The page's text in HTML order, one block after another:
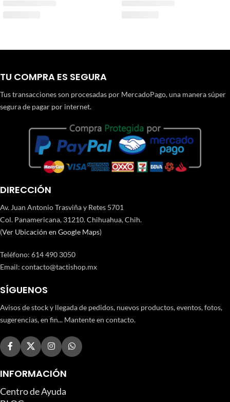
TU COMPRA ES SEGURA
Tus transacciones son procesadas por MercadoPago, una manera súper
segura de pagar por internet.
DIRECCIÓN
Av. Juan Antonio Trasviña y Retes 5701
Col. Panamericana, 31210. Chihuahua, Chih.
(Ver Ubicación en Google Maps)
Teléfono: 614 490 3050
Email: contacto@tactishop.mx
SÍGUENOS
Avisos de stock y llegada de pedidos, nuevos productos, eventos, fotos,
sugerencias, en fin... Mantente en contacto.
INFORMACIÓN
Centro de Ayuda